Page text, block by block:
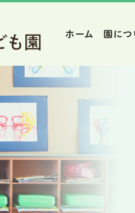
ホーム 園につ